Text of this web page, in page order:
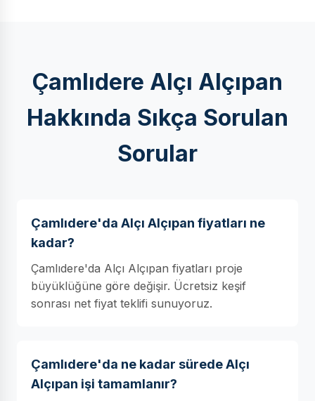
Çamlıdere Alçı Alçıpan
Hakkında Sıkça Sorulan
Sorular
Çamlıdere'da Alçı Alçıpan fiyatları ne
kadar?
Çamlıdere'da Alçı Alçıpan fiyatları proje
büyüklüğüne göre değişir. Ücretsiz keşif
sonrası net fiyat teklifi sunuyoruz.
Çamlıdere'da ne kadar sürede Alçı
Alçıpan işi tamamlanır?